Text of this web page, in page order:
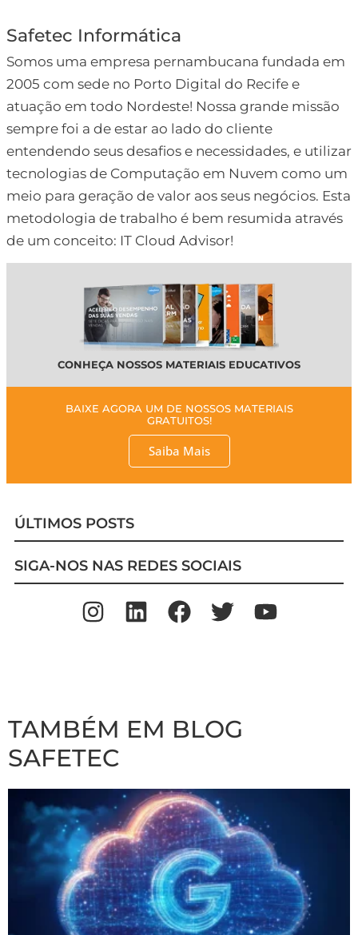
Safetec Informática
Somos uma empresa pernambucana fundada em
2005 com sede no Porto Digital do Recife e
atuação em todo Nordeste! Nossa grande missão
sempre foi a de estar ao lado do cliente
entendendo seus desafios e necessidades, e utilizar
tecnologias de Computação em Nuvem como um
meio para geração de valor aos seus negócios. Esta
metodologia de trabalho é bem resumida através
de um conceito: IT Cloud Advisor!
CONHEÇA NOSSOS MATERIAIS EDUCATIVOS
BAIXE AGORA UM DE NOSSOS MATERIAIS
GRATUITOS!
Saiba Mais
ÚLTIMOS POSTS
SIGA-NOS NAS REDES SOCIAIS
TAMBÉM EM BLOG
SAFETEC